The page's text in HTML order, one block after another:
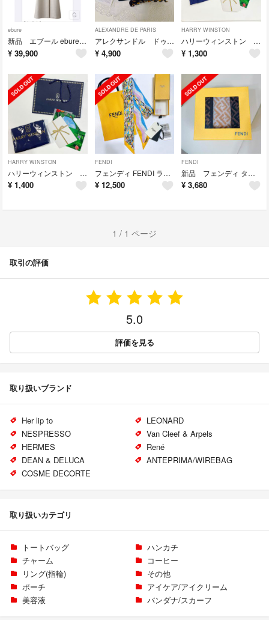
ebure
新品 エブール ebure リュクスツイードベルトコート
¥ 39,900
ALEXANDRE DE PARIS
アレクサンドル ドゥ パリ クリップ
¥ 4,900
HARRY WINSTON
ハリーウィンストン エコバッグ
¥ 1,300
HARRY WINSTON
ハリーウィンストン エコバッグ
¥ 1,400
FENDI
フェンディ FENDI ラッピー ツイリー ミッツァ スカーフ
¥ 12,500
FENDI
新品 フェンディ タオルハンカチ 3枚セット
¥ 3,680
1 / 1 ページ
取引の評価
5.0
評価を見る
取り扱いブランド
Her lip to
LEONARD
NESPRESSO
Van Cleef & Arpels
HERMES
René
DEAN & DELUCA
ANTEPRIMA/WIREBAG
COSME DECORTE
取り扱いカテゴリ
トートバッグ
ハンカチ
チャーム
コーヒー
リング(指輪)
その他
ポーチ
アイケア/アイクリーム
美容液
バンダナ/スカーフ